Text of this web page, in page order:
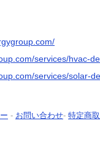
services/hvac-
services/solar-
- お問い合わせ- 特定商